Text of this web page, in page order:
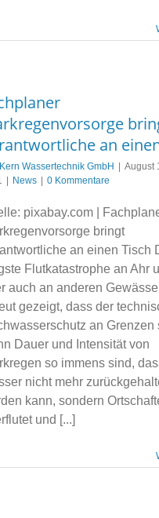
an
Kern Wassertechnik GmbH
August
News 0 Kommentare
pixabay.com |
bringt
an einen Tisch
Flutkatastrophe an Ahr
auch an anderen
gezeigt, dass der
an Grenzen
Dauer und Intensität von
so immens sind,
nicht mehr
kann, sondern
und [...]